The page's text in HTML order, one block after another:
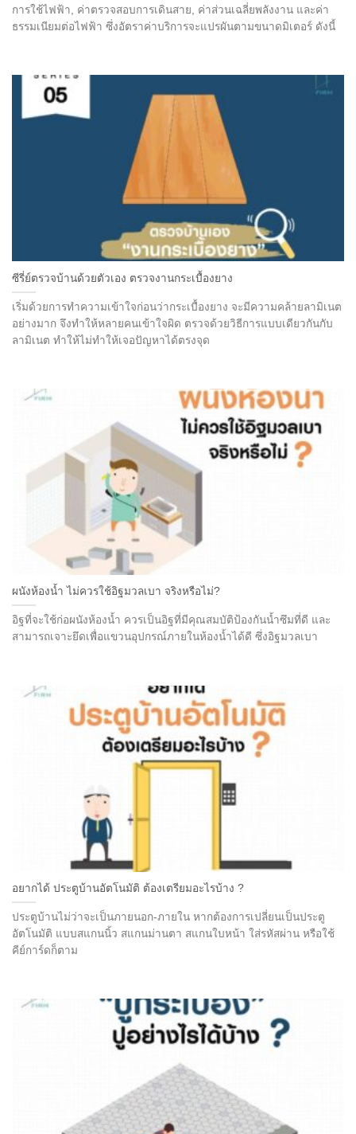
การใช้ไฟฟ้า, ค่าตรวจสอบการเดินสาย, ค่าส่วนเฉลี่ยพลังงาน และค่า
ธรรมเนียมต่อไฟฟ้า ซึ่งอัตราค่าบริการจะแปรผันตามขนาดมิเตอร์ ดังนี้
ซีรี่ย์ตรวจบ้านด้วยตัวเอง ตรวจงานกระเบื้องยาง
เริ่มด้วยการทำความเข้าใจก่อนว่ากระเบื้องยาง จะมีความคล้ายลามิเนต
อย่างมาก จึงทำให้หลายคนเข้าใจผิด ตรวจด้วยวิธีการแบบเดียวกันกับ
ลามิเนต ทำให้ไม่ทำให้เจอปัญหาได้ตรงจุด
ผนังห้องน้ำ ไม่ควรใช้อิฐมวลเบา จริงหรือไม่?
อิฐที่จะใช้ก่อผนังห้องน้ำ ควรเป็นอิฐที่มีคุณสมบัติป้องกันน้ำซึมที่ดี และ
สามารถเจาะยึดเพื่อแขวนอุปกรณ์ภายในห้องน้ำได้ดี ซึ่งอิฐมวลเบา
อยากได้ ประตูบ้านอัตโนมัติ ต้องเตรียมอะไรบ้าง ?
ประตูบ้านไม่ว่าจะเป็นภายนอก-ภายใน หากต้องการเปลี่ยนเป็นประตู
อัตโนมัติ แบบสแกนนิ้ว สแกนม่านตา สแกนใบหน้า ใส่รหัสผ่าน หรือใช้
คีย์การ์ดก็ตาม